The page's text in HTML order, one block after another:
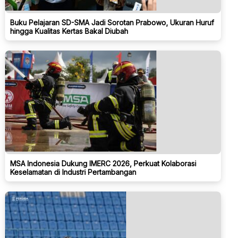
Buku Pelajaran SD-SMA Jadi Sorotan Prabowo, Ukuran Huruf
hingga Kualitas Kertas Bakal Diubah
MSA Indonesia Dukung IMERC 2026, Perkuat Kolaborasi
Keselamatan di Industri Pertambangan